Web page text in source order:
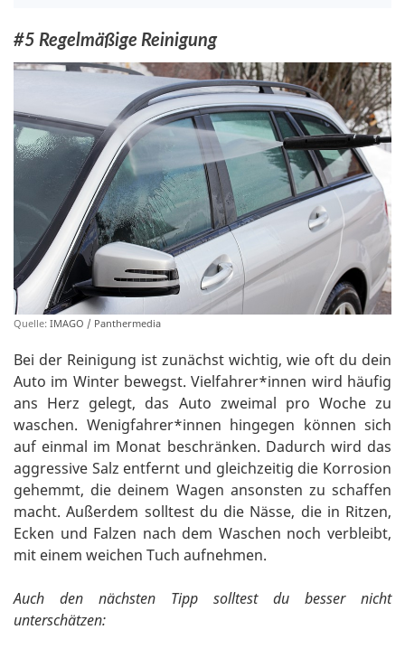
#5 Regelmäßige Reinigung
Quelle: IMAGO / Panthermedia
Bei der Reinigung ist zunächst wichtig, wie oft du dein
Auto im Winter bewegst. Vielfahrer*innen wird häufig
ans Herz gelegt, das Auto zweimal pro Woche zu
waschen. Wenigfahrer*innen hingegen können sich
auf einmal im Monat beschränken. Dadurch wird das
aggressive Salz entfernt und gleichzeitig die Korrosion
gehemmt, die deinem Wagen ansonsten zu schaffen
macht. Außerdem solltest du die Nässe, die in Ritzen,
Ecken und Falzen nach dem Waschen noch verbleibt,
mit einem weichen Tuch aufnehmen.
Auch den nächsten Tipp solltest du besser nicht
unterschätzen: